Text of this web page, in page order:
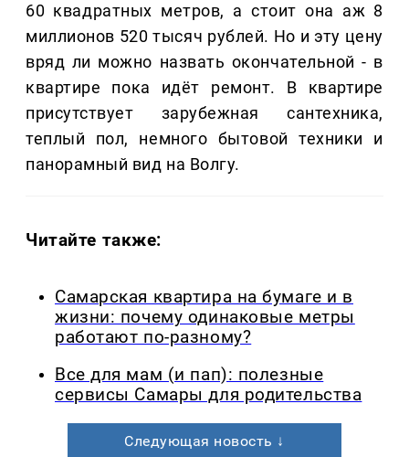
60 квадратных метров, а стоит она аж 8
миллионов 520 тысяч рублей. Но и эту цену
вряд ли можно назвать окончательной - в
квартире пока идёт ремонт. В квартире
присутствует зарубежная сантехника,
теплый пол, немного бытовой техники и
панорамный вид на Волгу.
Читайте также:
Самарская квартира на бумаге и в
жизни: почему одинаковые метры
работают по-разному?
Все для мам (и пап): полезные
сервисы Самары для родительства
Следующая новость ↓